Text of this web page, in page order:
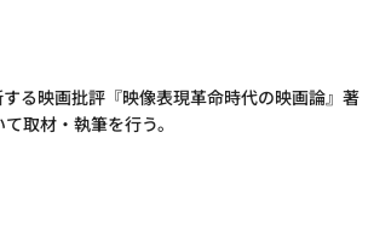
る映画批評『映像表現革命時代の映画論』著
取材・執筆を行う。